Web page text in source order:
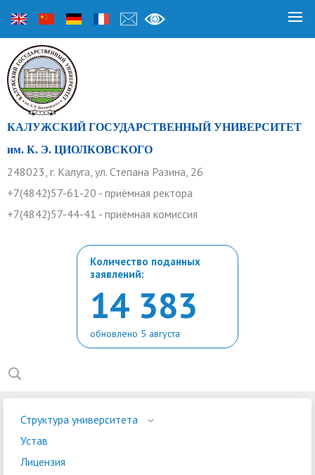
КАЛУЖСКИЙ ГОСУДАРСТВЕННЫЙ УНИВЕРСИТЕТ
им. К. Э. ЦИОЛКОВСКОГО
248023, г. Калуга, ул. Степана Разина, 26
+7(4842)57-61-20 - приёмная ректора
+7(4842)57-44-41 - приёмная комиссия
Количество поданных
заявлений:
14 383
обновлено 5 августа
Структура университета
Устав
Лицензия